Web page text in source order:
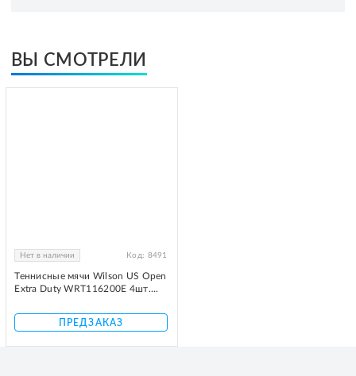
ВЫ СМОТРЕЛИ
Нет в наличии Код: 8491
Теннисные мячи Wilson US Open
Extra Duty WRT116200E 4шт....
ПРЕДЗАКАЗ